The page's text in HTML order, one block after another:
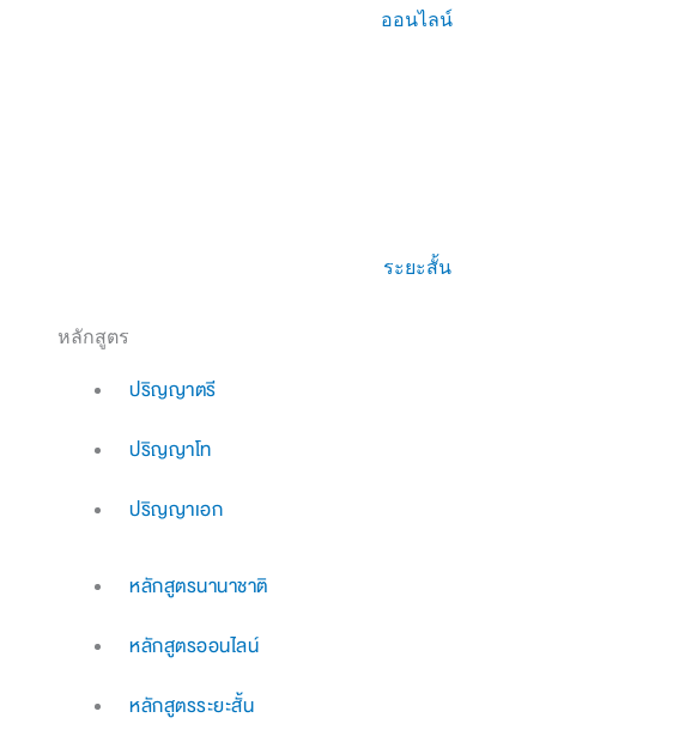
ออนไลน์
ระยะสั้น
หลักสูตร
ปริญญาตรี
ปริญญาโท
ปริญญาเอก
หลักสูตรนานาชาติ
หลักสูตรออนไลน์
หลักสูตรระยะสั้น